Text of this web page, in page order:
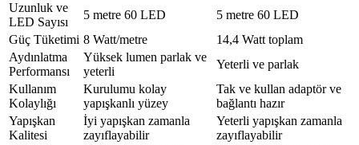
Uzunluk ve
LED Sayısı
5 metre 60 LED
5 metre 60 LED
Güç Tüketimi 8 Watt/metre
14,4 Watt toplam
Aydınlatma
Performansı
Yüksek lumen parlak ve
yeterli
Yeterli ve parlak
Kullanım
Kolaylığı
Kurulumu kolay
yapışkanlı yüzey
Tak ve kullan adaptör ve
bağlantı hazır
Yapışkan
Kalitesi
İyi yapışkan zamanla
zayıflayabilir
Yeterli yapışkan zamanla
zayıflayabilir